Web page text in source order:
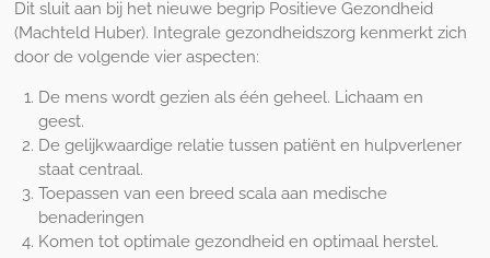
Dit sluit aan bij het nieuwe begrip Positieve Gezondheid
(Machteld Huber). Integrale gezondheidszorg kenmerkt zich
door de volgende vier aspecten:
De mens wordt gezien als één geheel. Lichaam en
geest.
De gelijkwaardige relatie tussen patiënt en hulpverlener
staat centraal.
Toepassen van een breed scala aan medische
benaderingen
Komen tot optimale gezondheid en optimaal herstel.